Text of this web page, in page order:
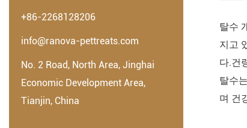
+86-2268128206
info@ranova-pettreats.com
No. 2 Road, North Area, Jinghai
Economic Development Area,
Tianjin, China
탈수
지고
다.건
탈수
며 건